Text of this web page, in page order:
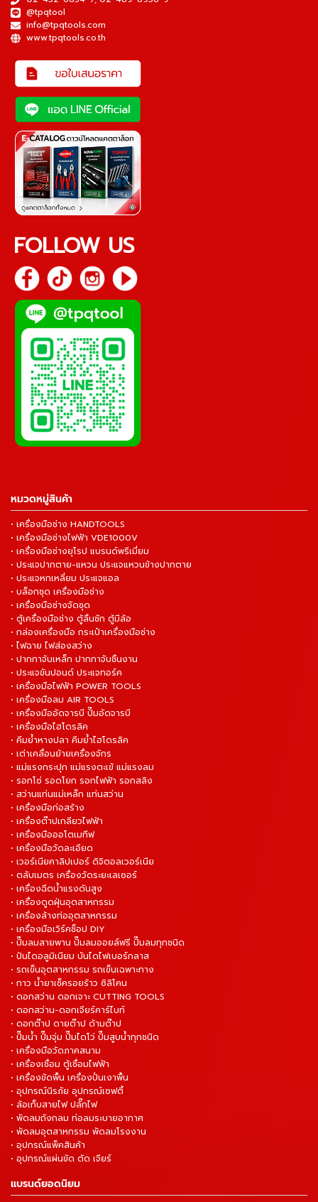
@tpqtool
info@tpqtools.com
www.tpqtools.co.th
FOLLOW US
หมวดหมู่สินค้า
• เครื่องมือช่าง HANDTOOLS
• เครื่องมือช่างไฟฟ้า VDE1000V
• เครื่องมือช่างยุโรป แบรนด์พรีเมี่ยม
• ประแจปากตาย-แหวน ประแจแหวนข้างปากตาย
• ประแจหกเหลี่ยม ประแจแอล
• บล็อกชุด เครื่องมือช่าง
• เครื่องมือช่างจัดชุด
• ตู้เครื่องมือช่าง ตู้ลิ้นชัก ตู้มีล้อ
• กล่องเครื่องมือ กระเป๋าเครื่องมือช่าง
• ไฟฉาย ไฟส่องสว่าง
• ปากกาจับเหล็ก ปากกาจับชิ้นงาน
• ประแจขันปอนด์ ประแจทอร์ค
• เครื่องมือไฟฟ้า POWER TOOLS
• เครื่องมือลม AIR TOOLS
• เครื่องมืออัดจารบี ปั๊มอัดจารบี
• เครื่องมือไฮโดรลิค
• คีมย้ำหางปลา คีมย้ำไฮโดรลิค
• เต่าเคลื่อนย้ายเครื่องจักร
• แม่แรงกระปุก แม่แรงตะเข้ แม่แรงลม
• รอกโซ่ รอดโยก รอกไฟฟ้า รอกสลิง
• สว่านแท่นแม่เหล็ก แท่นสว่าน
• เครื่องมือก่อสร้าง
• เครื่องต๊าปเกลียวไฟฟ้า
• เครื่องมือออโตเมทีฟ
• เครื่องมือวัดละเอียด
• เวอร์เนียคาลิปเปอร์ ดิจิตอลเวอร์เนีย
• ตลับเมตร เครื่องวัดระยะเลเซอร์
• เครื่องฉีดน้ำแรงดันสูง
• เครื่องดูดฝุ่นอุตสาหกรรม
• เครื่องล้างท่ออุตสาหกรรม
• เครื่องมือเวิร์คช็อป DIY
• ปั๊มลมสายพาน ปั๊มลมออยล์ฟรี ปั๊มลมทุกชนิด
• ปันไดอลูมิเนียม บันไดไฟเบอร์กลาส
• รถเข็นอุตสาหกรรม รถเข็นเฉพาะทาง
• กาว น้ำยาเช็ครอยร้าว ซิลิโคน
• ดอกสว่าน ดอกเจาะ CUTTING TOOLS
• ดอกสว่าน-ดอกเจียร์คาร์ไบท์
• ดอกต๊าป ดายต๊าป ด้ามต๊าป
• ปั๊มน้ำ ปั๊มจุ่ม ปั๊มไดโว่ ปั๊มสูบน้ำทุกชนิด
• เครื่องมือวัดภาคสนาม
• เครื่องเชื่อม ตู้เชื่อมไฟฟ้า
• เครื่องขัดพื้น เครื่องปั่นเงาพื้น
• อุปกรณ์นิรภัย อุปกรณ์เซฟตี้
• ล้อเก็บสายไฟ ปลั๊กไฟ
• พัดลมถังกลม ท่อลมระบายอากาศ
• พัดลมอุตสาหกรรม พัดลมโรงงาน
• อุปกรณ์แพ็คสินค้า
• อุปกรณ์แผ่นขัด ตัด เจียร์
แบรนด์ยอดนิยม